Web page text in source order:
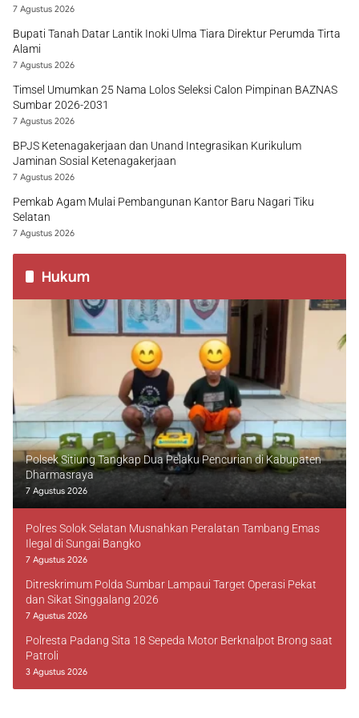
7 Agustus 2026
Bupati Tanah Datar Lantik Inoki Ulma Tiara Direktur Perumda Tirta
Alami
7 Agustus 2026
Timsel Umumkan 25 Nama Lolos Seleksi Calon Pimpinan BAZNAS
Sumbar 2026-2031
7 Agustus 2026
BPJS Ketenagakerjaan dan Unand Integrasikan Kurikulum
Jaminan Sosial Ketenagakerjaan
7 Agustus 2026
Pemkab Agam Mulai Pembangunan Kantor Baru Nagari Tiku
Selatan
7 Agustus 2026
Hukum
Polsek Sitiung Tangkap Dua Pelaku Pencurian di Kabupaten
Dharmasraya
7 Agustus 2026
Polres Solok Selatan Musnahkan Peralatan Tambang Emas
Ilegal di Sungai Bangko
7 Agustus 2026
Ditreskrimum Polda Sumbar Lampaui Target Operasi Pekat
dan Sikat Singgalang 2026
7 Agustus 2026
Polresta Padang Sita 18 Sepeda Motor Berknalpot Brong saat
Patroli
3 Agustus 2026